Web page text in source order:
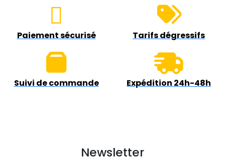
Paiement sécurisé Tarifs dégressifs
Suivi de commande Expédition 24h-48h
Newsletter